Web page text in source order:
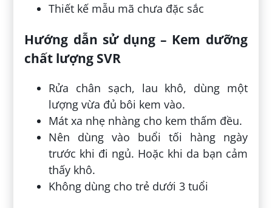
Thiết kế mẫu mã chưa đặc sắc
Hướng dẫn sử dụng – Kem dưỡng
chất lượng SVR
Rửa chân sạch, lau khô, dùng một
lượng vừa đủ bôi kem vào.
Mát xa nhẹ nhàng cho kem thấm đều.
Nên dùng vào buổi tối hàng ngày
trước khi đi ngủ. Hoặc khi da bạn cảm
thấy khô.
Không dùng cho trẻ dưới 3 tuổi